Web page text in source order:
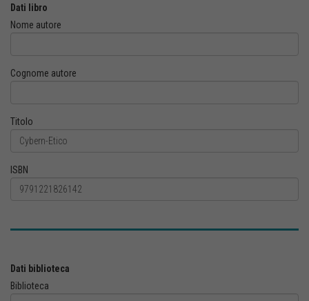
Dati libro
Nome autore
Cognome autore
Titolo
ISBN
Dati biblioteca
Biblioteca